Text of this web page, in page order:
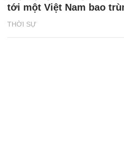
THỜI SỰ
tới một Việt Nam bao